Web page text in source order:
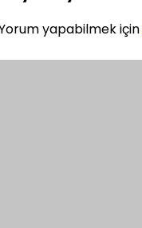
yapabilmek için